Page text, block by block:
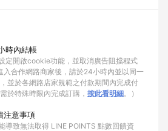
時內結帳
定開啟cookie功能，並取消廣告阻擋程式
入合作網路商家後，請於24小時內並以同一
並於各網路店家規範之付款期間內完成付
於特殊時限內完成訂購， 按此看明細。）
注意事項
導致無法取得 LINE POINTS 點數回饋資